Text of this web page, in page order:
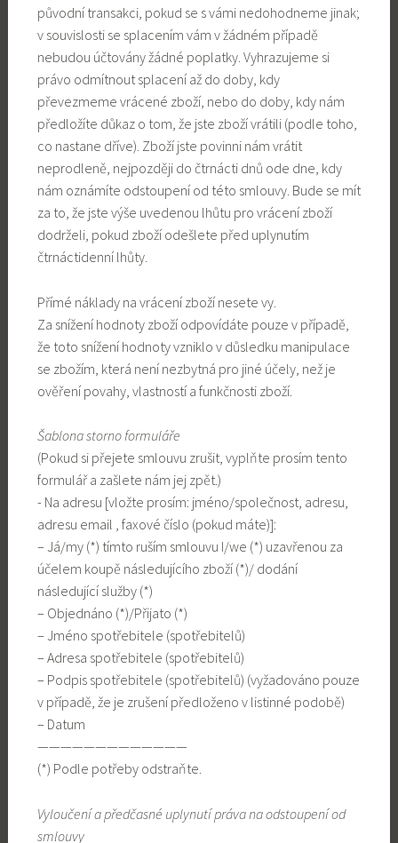
původní transakci, pokud se s vámi nedohodneme jinak;
v souvislosti se splacením vám v žádném případě
nebudou účtovány žádné poplatky. Vyhrazujeme si
právo odmítnout splacení až do doby, kdy
převezmeme vrácené zboží, nebo do doby, kdy nám
předložíte důkaz o tom, že jste zboží vrátili (podle toho,
co nastane dříve). Zboží jste povinni nám vrátit
neprodleně, nejpozději do čtrnácti dnů ode dne, kdy
nám oznámíte odstoupení od této smlouvy. Bude se mít
za to, že jste výše uvedenou lhůtu pro vrácení zboží
dodrželi, pokud zboží odešlete před uplynutím
čtrnáctidenní lhůty.
Přímé náklady na vrácení zboží nesete vy.
Za snížení hodnoty zboží odpovídáte pouze v případě,
že toto snížení hodnoty vzniklo v důsledku manipulace
se zbožím, která není nezbytná pro jiné účely, než je
ověření povahy, vlastností a funkčnosti zboží.
Šablona storno formuláře
(Pokud si přejete smlouvu zrušit, vyplňte prosím tento
formulář a zašlete nám jej zpět.)
- Na adresu [vložte prosím: jméno/společnost, adresu,
adresu email , faxové číslo (pokud máte)]:
– Já/my (*) tímto ruším smlouvu I/we (*) uzavřenou za
účelem koupě následujícího zboží (*)/ dodání
následující služby (*)
– Objednáno (*)/Přijato (*)
– Jméno spotřebitele (spotřebitelů)
– Adresa spotřebitele (spotřebitelů)
– Podpis spotřebitele (spotřebitelů) (vyžadováno pouze
v případě, že je zrušení předloženo v listinné podobě)
– Datum
—————————————
(*) Podle potřeby odstraňte.
Vyloučení a předčasné uplynutí práva na odstoupení od
smlouvy